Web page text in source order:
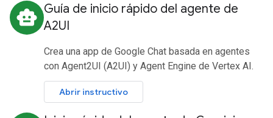
smart_toy Guía de inicio rápido del agente de
A2UI
Crea una app de Google Chat basada en agentes
con Agent2UI (A2UI) y Agent Engine de Vertex AI.
Abrir instructivo